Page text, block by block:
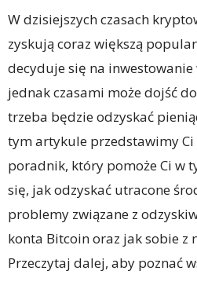
W dzisiejszych czasach
zyskują coraz większą
decyduje się na
jednak czasami może dojść
trzeba będzie odzyskać
tym artykule przedstawimy
poradnik, który pomoże Ci w
się, jak odzyskać utracone
problemy związane z
konta Bitcoin oraz jak sobie z
Przeczytaj dalej, aby poznać